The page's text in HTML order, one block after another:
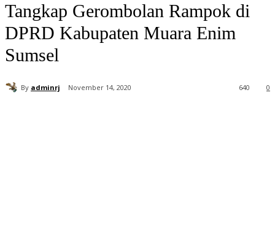
Tangkap Gerombolan Rampok di
DPRD Kabupaten Muara Enim
Sumsel
By adminrj November 14, 2020 0
640